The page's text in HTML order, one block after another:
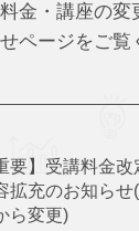
金・講座の変
ページをご覧
要】受講料金
拡充のお知らせ
ら変更)